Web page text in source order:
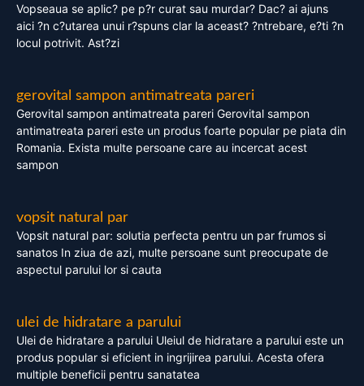
Vopseaua se aplic? pe p?r curat sau murdar? Dac? ai ajuns
aici ?n c?utarea unui r?spuns clar la aceast? ?ntrebare, e?ti ?n
locul potrivit. Ast?zi
gerovital sampon antimatreata pareri
Gerovital sampon antimatreata pareri Gerovital sampon
antimatreata pareri este un produs foarte popular pe piata din
Romania. Exista multe persoane care au incercat acest
sampon
vopsit natural par
Vopsit natural par: solutia perfecta pentru un par frumos si
sanatos In ziua de azi, multe persoane sunt preocupate de
aspectul parului lor si cauta
ulei de hidratare a parului
Ulei de hidratare a parului Uleiul de hidratare a parului este un
produs popular si eficient in ingrijirea parului. Acesta ofera
multiple beneficii pentru sanatatea